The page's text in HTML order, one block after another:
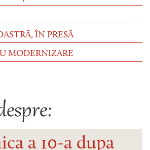
ÎN PRESĂ
MODERNIZARE
a 10-a dupa